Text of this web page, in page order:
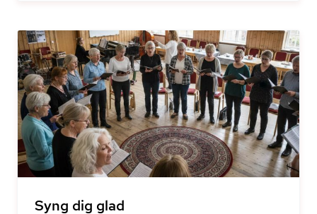
Syng dig glad